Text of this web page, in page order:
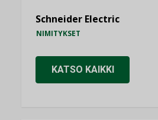
Schneider Electric
NIMITYKSET
KATSO KAIKKI